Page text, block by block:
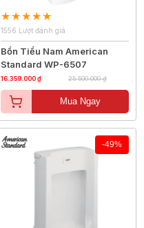
1556 Lượt đánh giá
Bồn Tiểu Nam American
Standard WP-6507
16.359.000 ₫ 25.500.000 ₫
Mua Ngay
-49%